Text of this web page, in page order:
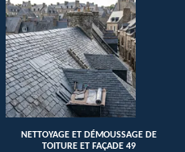
NETTOYAGE ET DÉMOUSSAGE DE
TOITURE ET FAÇADE 49